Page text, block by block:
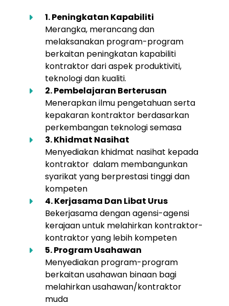
1. Peningkatan Kapabiliti
Merangka, merancang dan
melaksanakan program-program
berkaitan peningkatan kapabiliti
kontraktor dari aspek produktiviti,
teknologi dan kualiti.
2. Pembelajaran Berterusan
Menerapkan ilmu pengetahuan serta
kepakaran kontraktor berdasarkan
perkembangan teknologi semasa
3. Khidmat Nasihat
Menyediakan khidmat nasihat kepada
kontraktor dalam membangunkan
syarikat yang berprestasi tinggi dan
kompeten
4. Kerjasama Dan Libat Urus
Bekerjasama dengan agensi-agensi
kerajaan untuk melahirkan kontraktor-
kontraktor yang lebih kompeten
5. Program Usahawan
Menyediakan program-program
berkaitan usahawan binaan bagi
melahirkan usahawan/kontraktor
muda